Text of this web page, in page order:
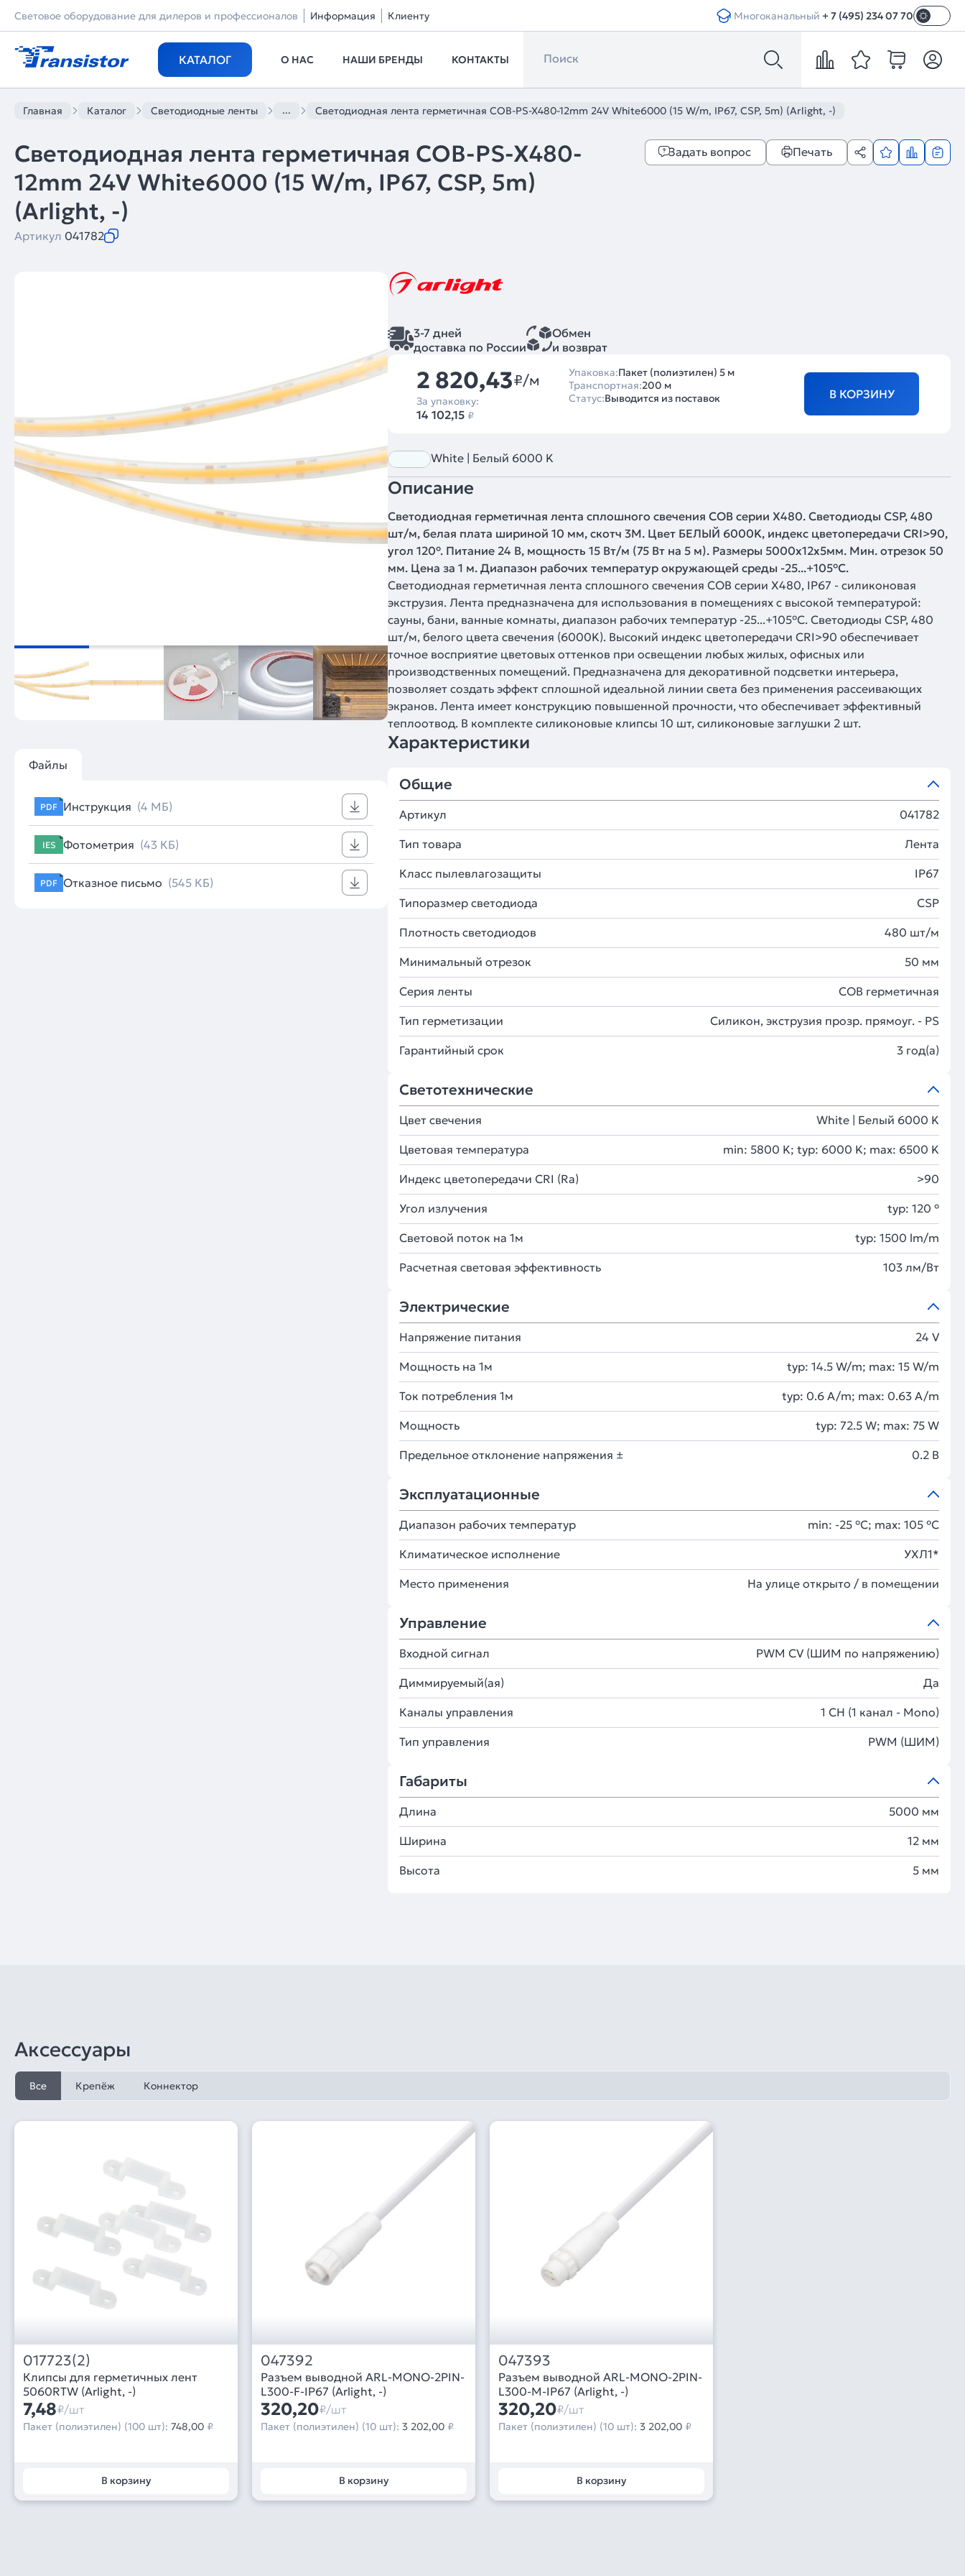
Световое оборудование для дилеров и профессионалов Информация Клиенту Многоканальный + 7 (495) 234 07 70
КАТАЛОГ О НАС НАШИ БРЕНДЫ КОНТАКТЫ
Главная Каталог Светодиодные ленты ... Светодиодная лента герметичная COB-PS-X480-12mm 24V White6000 (15 W/m, IP67, CSP, 5m) (Arlight, -)
Светодиодная лента герметичная COB-PS-X480-
12mm 24V White6000 (15 W/m, IP67, CSP, 5m)
(Arlight, -)
Артикул 041782
Задать вопрос Печать
Файлы
PDF Инструкция (4 МБ)
IES Фотометрия (43 КБ)
PDF Отказное письмо (545 КБ)
3-7 дней
доставка по России
Обмен
и возврат
2 820,43₽/м
За упаковку:
14 102,15 ₽
Упаковка:Пакет (полиэтилен) 5 м
Транспортная:200 м
Статус:Выводится из поставок В КОРЗИНУ
White | Белый 6000 K
Описание
Светодиодная герметичная лента сплошного свечения COB серии X480. Светодиоды CSP, 480
шт/м, белая плата шириной 10 мм, скотч 3M. Цвет БЕЛЫЙ 6000K, индекс цветопередачи CRI>90,
угол 120°. Питание 24 В, мощность 15 Вт/м (75 Вт на 5 м). Размеры 5000x12x5мм. Мин. отрезок 50
мм. Цена за 1 м. Диапазон рабочих температур окружающей среды -25...+105°С.
Светодиодная герметичная лента сплошного свечения COB серии X480, IP67 - силиконовая
экструзия. Лента предназначена для использования в помещениях с высокой температурой:
сауны, бани, ванные комнаты, диапазон рабочих температур -25...+105°С. Светодиоды CSP, 480
шт/м, белого цвета свечения (6000K). Высокий индекс цветопередачи CRI>90 обеспечивает
точное восприятие цветовых оттенков при освещении любых жилых, офисных или
производственных помещений. Предназначена для декоративной подсветки интерьера,
позволяет создать эффект сплошной идеальной линии света без применения рассеивающих
экранов. Лента имеет конструкцию повышенной прочности, что обеспечивает эффективный
теплоотвод. В комплекте силиконовые клипсы 10 шт, силиконовые заглушки 2 шт.
Характеристики
Общие
Артикул 041782
Тип товара Лента
Класс пылевлагозащиты IP67
Типоразмер светодиода CSP
Плотность светодиодов 480 шт/м
Минимальный отрезок 50 мм
Серия ленты COB герметичная
Тип герметизации Силикон, экструзия прозр. прямоуг. - PS
Гарантийный срок 3 год(а)
Светотехнические
Цвет свечения White | Белый 6000 K
Цветовая температура min: 5800 K; typ: 6000 K; max: 6500 K
Индекс цветопередачи CRI (Ra) >90
Угол излучения typ: 120 °
Световой поток на 1м typ: 1500 lm/m
Расчетная световая эффективность 103 лм/Вт
Электрические
Напряжение питания 24 V
Мощность на 1м typ: 14.5 W/m; max: 15 W/m
Ток потребления 1м typ: 0.6 A/m; max: 0.63 A/m
Мощность typ: 72.5 W; max: 75 W
Предельное отклонение напряжения ± 0.2 В
Эксплуатационные
Диапазон рабочих температур min: -25 °C; max: 105 °C
Климатическое исполнение УХЛ1*
Место применения На улице открыто / в помещении
Управление
Входной сигнал PWM СV (ШИМ по напряжению)
Диммируемый(ая) Да
Каналы управления 1 CH (1 канал - Mono)
Тип управления PWM (ШИМ)
Габариты
Длина 5000 мм
Ширина 12 мм
Высота 5 мм
Аксессуары
Все Крепёж Коннектор
017723(2)
Клипсы для герметичных лент
5060RTW (Arlight, -)
7,48₽/шт
Пакет (полиэтилен) (100 шт): 748,00 ₽
В корзину
047392
Разъем выводной ARL-MONO-2PIN-
L300-F-IP67 (Arlight, -)
320,20₽/шт
Пакет (полиэтилен) (10 шт): 3 202,00 ₽
В корзину
047393
Разъем выводной ARL-MONO-2PIN-
L300-M-IP67 (Arlight, -)
320,20₽/шт
Пакет (полиэтилен) (10 шт): 3 202,00 ₽
В корзину